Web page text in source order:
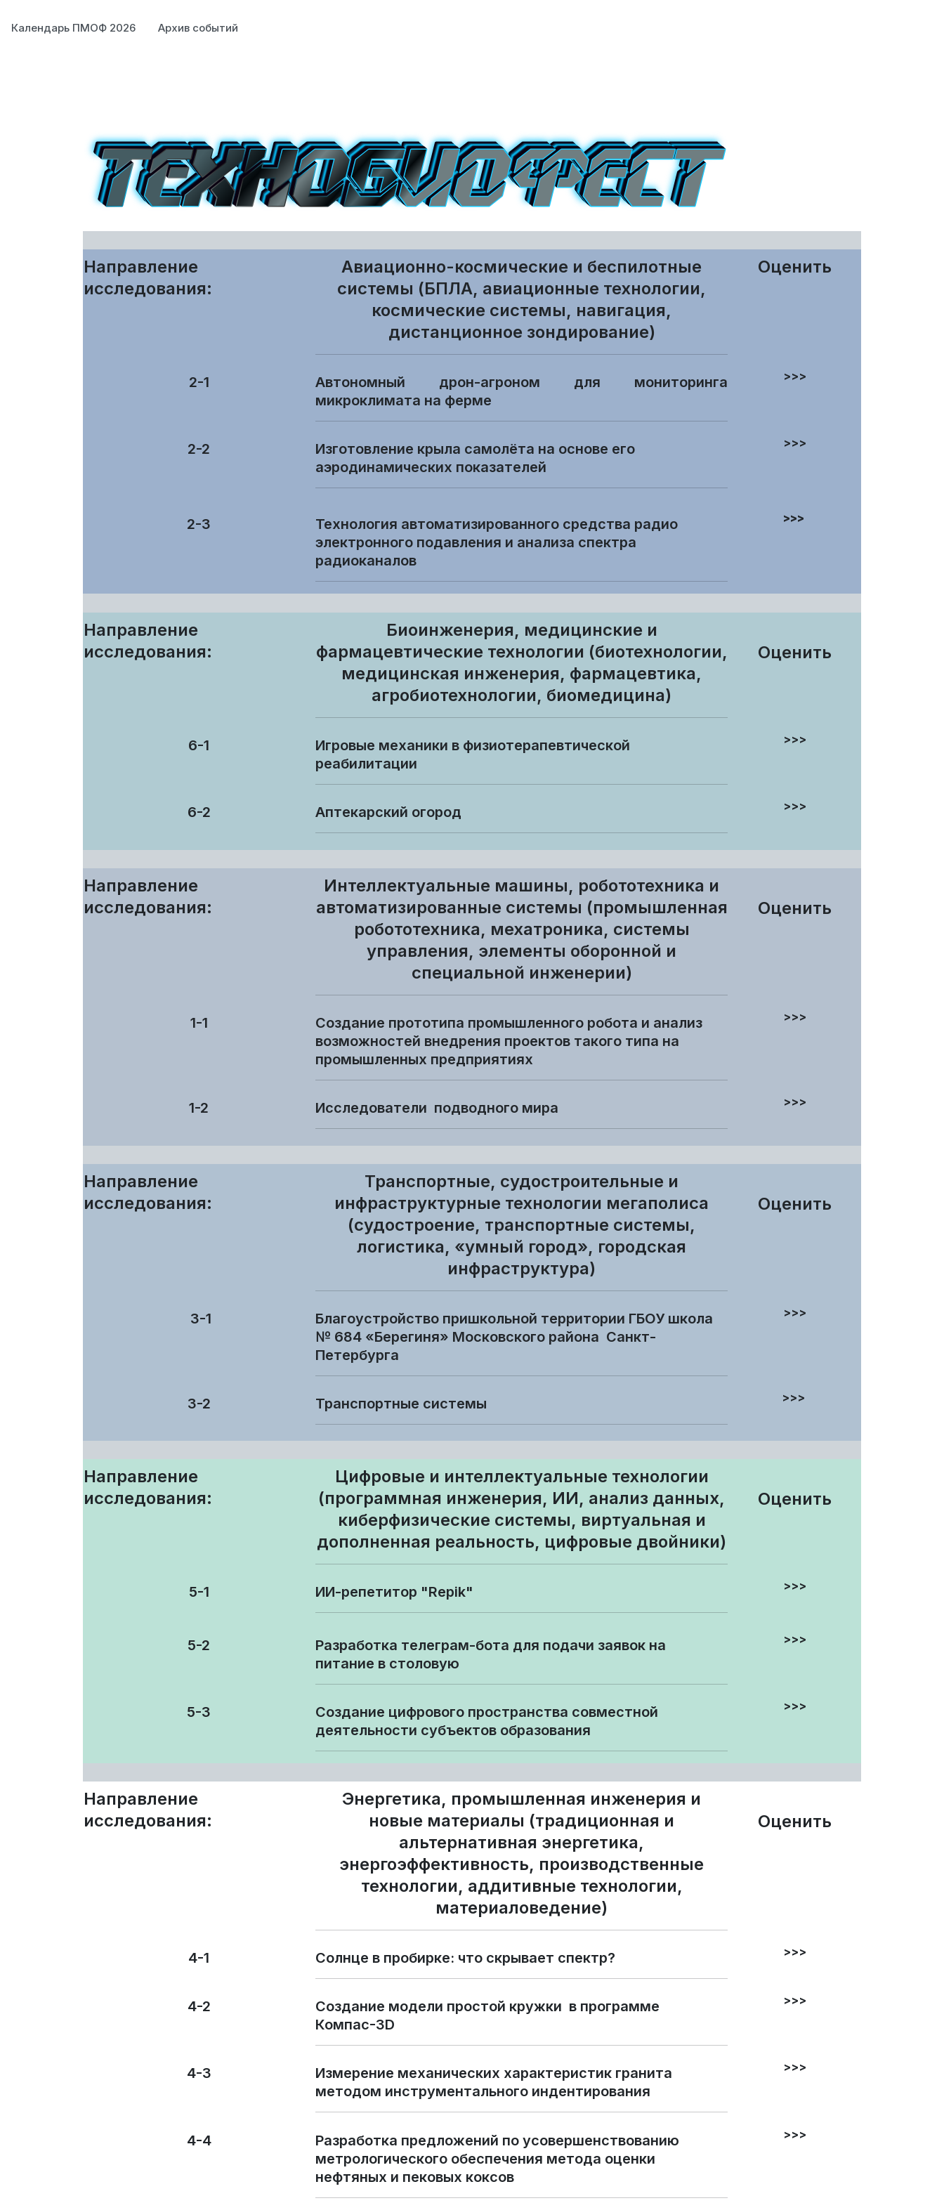
Календарь ПМОФ 2026 Архив событий
Направление
исследования:
Авиационно-космические и беспилотные
системы (БПЛА, авиационные технологии,
космические системы, навигация,
дистанционное зондирование)
Оценить
2-1
Автономный дрон-агроном для мониторинга
микроклимата на ферме
>>>
2-2
Изготовление крыла самолёта на основе его
аэродинамических показателей
>>>
2-3
Технология автоматизированного средства радио
электронного подавления и анализа спектра
радиоканалов
>>>
Направление
исследования:
Биоинженерия, медицинские и
фармацевтические технологии (биотехнологии,
медицинская инженерия, фармацевтика,
агробиотехнологии, биомедицина)
Оценить
6-1
Игровые механики в физиотерапевтической
реабилитации
>>>
6-2 Аптекарский огород >>>
Направление
исследования:
Интеллектуальные машины, робототехника и
автоматизированные системы (промышленная
робототехника, мехатроника, системы
управления, элементы оборонной и
специальной инженерии)
Оценить
1-1
Создание прототипа промышленного робота и анализ
возможностей внедрения проектов такого типа на
промышленных предприятиях
>>>
1-2 Исследователи подводного мира >>>
Направление
исследования:
Транспортные, судостроительные и
инфраструктурные технологии мегаполиса
(судостроение, транспортные системы,
логистика, «умный город», городская
инфраструктура)
Оценить
3-1
Благоустройство пришкольной территории ГБОУ школа
№ 684 «Берегиня» Московского района Санкт-
Петербурга
>>>
3-2 Транспортные системы >>>
Направление
исследования:
Цифровые и интеллектуальные технологии
(программная инженерия, ИИ, анализ данных,
киберфизические системы, виртуальная и
дополненная реальность, цифровые двойники)
Оценить
5-1 ИИ-репетитор "Repik" >>>
5-2
Разработка телеграм-бота для подачи заявок на
питание в столовую
>>>
5-3
Создание цифрового пространства совместной
деятельности субъектов образования
>>>
Направление
исследования:
Энергетика, промышленная инженерия и
новые материалы (традиционная и
альтернативная энергетика,
энергоэффективность, производственные
технологии, аддитивные технологии,
материаловедение)
Оценить
4-1 Солнце в пробирке: что скрывает спектр? >>>
4-2
Создание модели простой кружки в программе
Компас-3D
>>>
4-3
Измерение механических характеристик гранита
методом инструментального индентирования
>>>
4-4
Разработка предложений по усовершенствованию
метрологического обеспечения метода оценки
нефтяных и пековых коксов
>>>